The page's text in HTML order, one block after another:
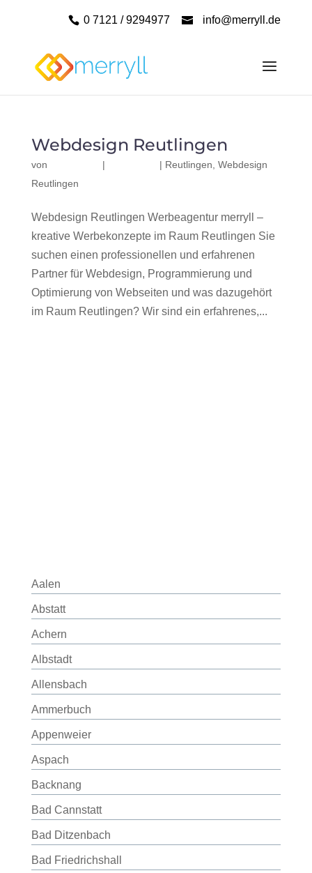
0 7121 / 9294977 info@merryll.de
Webdesign Reutlingen
von | | Reutlingen Webdesign
Reutlingen
Webdesign Reutlingen Werbeagentur merryll –
kreative Werbekonzepte im Raum Reutlingen Sie
suchen einen professionellen und erfahrenen
Partner für Webdesign, Programmierung und
Optimierung von Webseiten und was dazugehört
im Raum Reutlingen? Wir sind ein erfahrenes,...
Aalen
Abstatt
Achern
Albstadt
Allensbach
Ammerbuch
Appenweier
Aspach
Backnang
Bad Cannstatt
Bad Ditzenbach
Bad Friedrichshall